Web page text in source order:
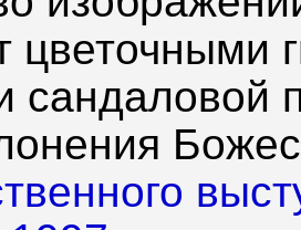
цветочными
сандаловой